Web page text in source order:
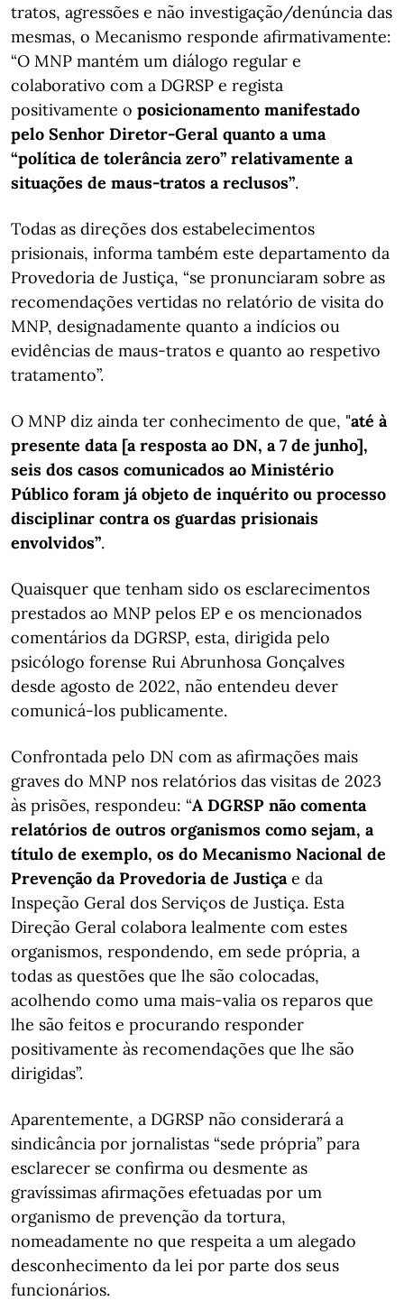
tratos, agressões e não investigação/denúncia das
mesmas, o Mecanismo responde afirmativamente:
“O MNP mantém um diálogo regular e
colaborativo com a DGRSP e regista
positivamente o posicionamento manifestado
pelo Senhor Diretor-Geral quanto a uma
“política de tolerância zero” relativamente a
situações de maus-tratos a reclusos”.
Todas as direções dos estabelecimentos
prisionais, informa também este departamento da
Provedoria de Justiça, “se pronunciaram sobre as
recomendações vertidas no relatório de visita do
MNP, designadamente quanto a indícios ou
evidências de maus-tratos e quanto ao respetivo
tratamento”.
O MNP diz ainda ter conhecimento de que, "até à
presente data [a resposta ao DN, a 7 de junho],
seis dos casos comunicados ao Ministério
Público foram já objeto de inquérito ou processo
disciplinar contra os guardas prisionais
envolvidos”.
Quaisquer que tenham sido os esclarecimentos
prestados ao MNP pelos EP e os mencionados
comentários da DGRSP, esta, dirigida pelo
psicólogo forense Rui Abrunhosa Gonçalves
desde agosto de 2022, não entendeu dever
comunicá-los publicamente.
Confrontada pelo DN com as afirmações mais
graves do MNP nos relatórios das visitas de 2023
às prisões, respondeu: “A DGRSP não comenta
relatórios de outros organismos como sejam, a
título de exemplo, os do Mecanismo Nacional de
Prevenção da Provedoria de Justiça e da
Inspeção Geral dos Serviços de Justiça. Esta
Direção Geral colabora lealmente com estes
organismos, respondendo, em sede própria, a
todas as questões que lhe são colocadas,
acolhendo como uma mais-valia os reparos que
lhe são feitos e procurando responder
positivamente às recomendações que lhe são
dirigidas”.
Aparentemente, a DGRSP não considerará a
sindicância por jornalistas “sede própria” para
esclarecer se confirma ou desmente as
gravíssimas afirmações efetuadas por um
organismo de prevenção da tortura,
nomeadamente no que respeita a um alegado
desconhecimento da lei por parte dos seus
funcionários.